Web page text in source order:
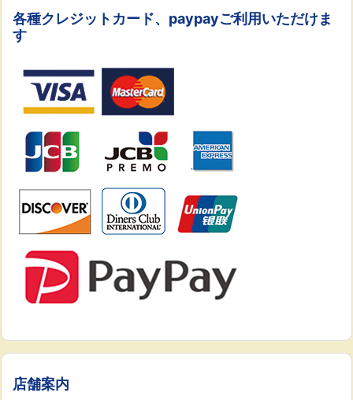
各種クレジットカード、paypayご利用いただけま
す
店舗案内